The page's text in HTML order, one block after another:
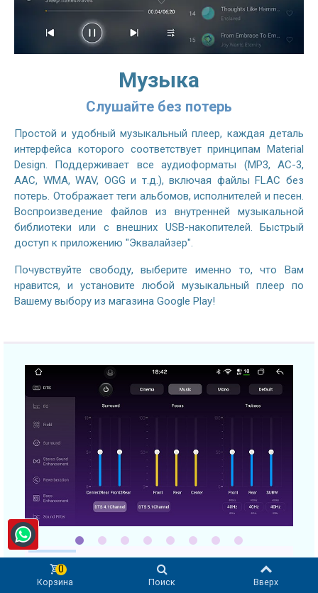
Музыка
Слушайте без потерь
Простой и удобный музыкальный плеер, каждая деталь
интерфейса которого соответствует принципам Material
Design. Поддерживает все аудиоформаты (MP3, AC-3,
AAC, WMA, WAV, OGG и т.д.), включая файлы FLAC без
потерь. Отображает теги альбомов, исполнителей и песен.
Воспроизведение файлов из внутренней музыкальной
библиотеки или с внешних USB-накопителей. Быстрый
доступ к приложению "Эквалайзер".
Почувствуйте свободу, выберите именно то, что Вам
нравится, и установите любой музыкальный плеер по
Вашему выбору из магазина Google Play!
Корзина
0
Поиск Вверх